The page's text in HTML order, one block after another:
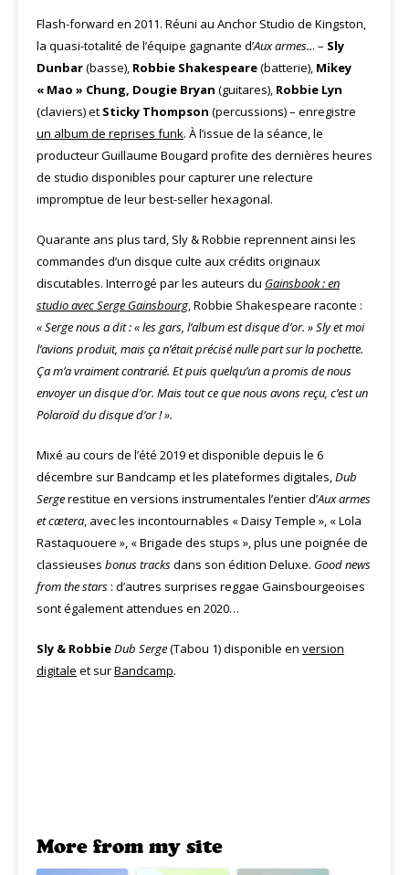
Flash-forward en 2011. Réuni au Anchor Studio de Kingston,
la quasi-totalité de l’équipe gagnante d’Aux armes... – Sly
Dunbar(basse), Robbie Shakespeare(batterie), Mikey
« Mao » Chung, Dougie Bryan (guitares), Robbie Lyn
(claviers) et Sticky Thompson (percussions) – enregistre
un album de reprises funk. À l’issue de la séance, le
producteur Guillaume Bougard profite des dernières heures
de studio disponibles pour capturer une relecture
impromptue de leur best-seller hexagonal.
Quarante ans plus tard, Sly & Robbie reprennent ainsi les
commandes d’un disque culte aux crédits originaux
discutables. Interrogé par les auteurs du Gainsbook : en
studio avec Serge Gainsbourg, Robbie Shakespeare raconte :
« Serge nous a dit : « les gars, l’album est disque d’or. » Sly et moi
l’avions produit, mais ça n’était précisé nulle part sur la pochette.
Ça m’a vraiment contrarié. Et puis quelqu’un a promis de nous
envoyer un disque d’or. Mais tout ce que nous avons reçu, c’est un
Polaroïd du disque d’or ! ».
Mixé au cours de l’été 2019 et disponible depuis le 6
décembre sur Bandcamp et les plateformes digitales,Dub
Sergerestitue en versions instrumentales l’entier d’Aux armes
et cætera, avec les incontournables « Daisy Temple », « Lola
Rastaquouere », « Brigade des stups », plus une poignée de
classieuses bonus tracksdans son édition Deluxe. Good news
from the stars : d’autres surprises reggae Gainsbourgeoises
sont également attendues en 2020…
Sly & RobbieDub Serge(Tabou 1) disponible en version
digitale et surBandcamp.
More from my site